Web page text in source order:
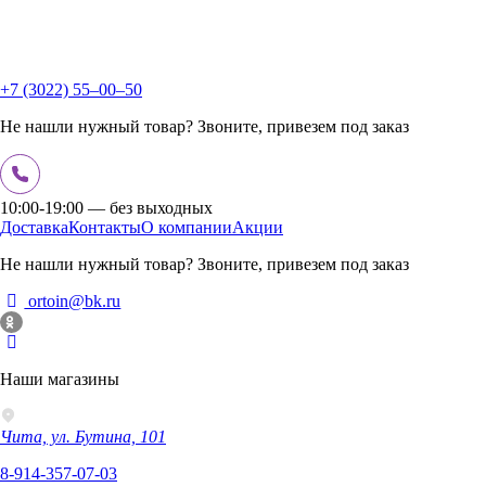
+7 (3022) 55‒00‒50
Не нашли нужный товар? Звоните, привезем под заказ
10:00-19:00 — без выходных
ДоставкаКонтактыО компанииАкции
Не нашли нужный товар? Звоните, привезем под заказ
ortoin@bk.ru
Наши магазины
Чита, ул. Бутина, 101
8-914-357-07-03